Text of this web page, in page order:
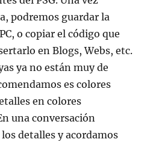
podremos guardar la
o copiar el código que
en Blogs, Webs, etc.
ya no están muy de
es colores
en colores
una conversación
detalles y acordamos